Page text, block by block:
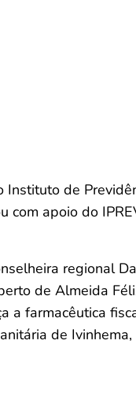
Instituto de
com apoio do
regional
de Almeida
a farmacêutica
de